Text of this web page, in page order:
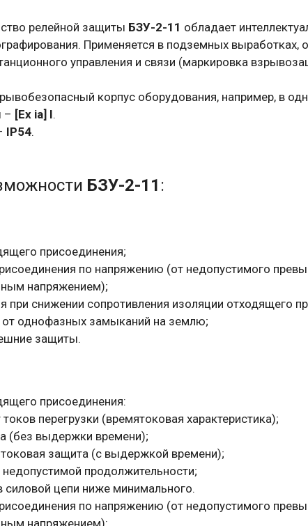
релейной защиты БЗУ-2-11 обладает
Применяется в подземных выработках,
управления и связи (маркировка
корпус оборудования, например, в
– [Ех ia] I.
IР54.
БЗУ-2-11 :
присоединения;
по напряжению (от недопустимого
напряжением);
при снижении сопротивления изоляции отходящего
от однофазных замыканий на землю;
защиты.
присоединения:
перегрузки (времятоковая характеристика);
(без выдержки времени);
защита (с выдержкой времени);
продолжительности;
силовой цепи ниже минимального.
по напряжению (от недопустимого